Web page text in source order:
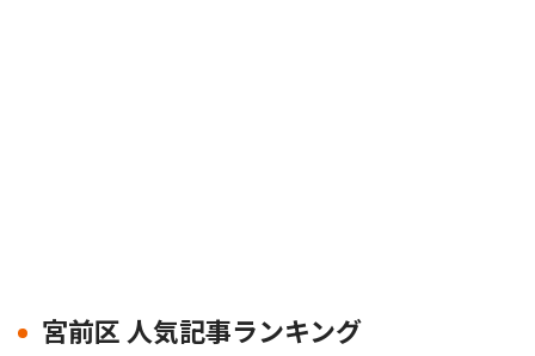
宮前区 人気記事ランキング